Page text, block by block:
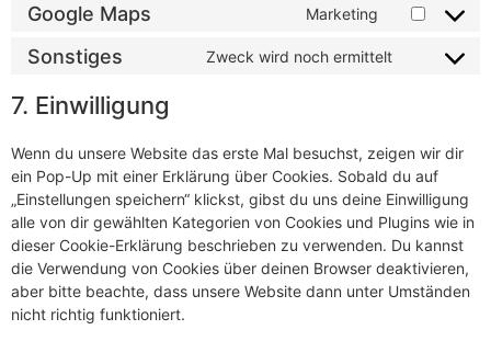
Google Maps Marketing
Sonstiges Zweck wird noch ermittelt
7. Einwilligung
Wenn du unsere Website das erste Mal besuchst, zeigen wir dir
ein Pop-Up mit einer Erklärung über Cookies. Sobald du auf
„Einstellungen speichern“ klickst, gibst du uns deine Einwilligung
alle von dir gewählten Kategorien von Cookies und Plugins wie in
dieser Cookie-Erklärung beschrieben zu verwenden. Du kannst
die Verwendung von Cookies über deinen Browser deaktivieren,
aber bitte beachte, dass unsere Website dann unter Umständen
nicht richtig funktioniert.